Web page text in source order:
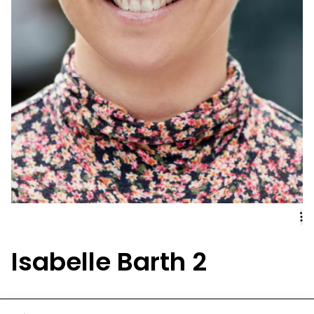
Isabelle Barth 2